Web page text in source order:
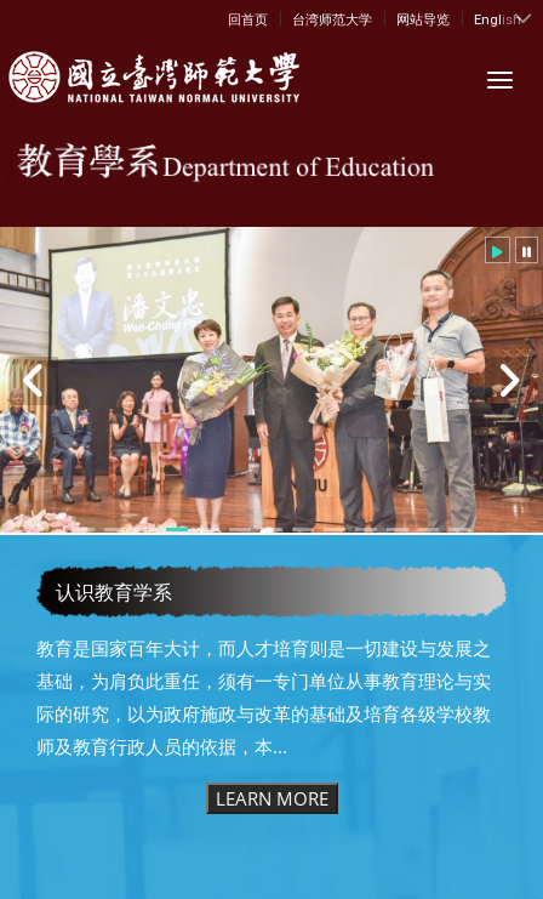
:::
回首页 | 台湾师范大学 | 网站导览 | English
校友
认识教育学系
教育是国家百年大计，而人才培育则是一切建设与发展之
基础，为肩负此重任，须有一专门单位从事教育理论与实
际的研究，以为政府施政与改革的基础及培育各级学校教
师及教育行政人员的依据，本...
LEARN MORE